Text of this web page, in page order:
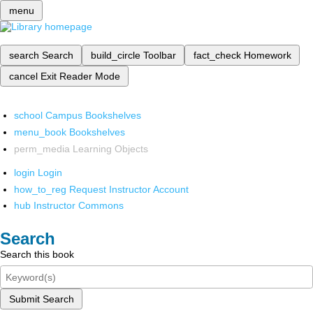
menu
search Search build_circle Toolbar fact_check Homework
cancel Exit Reader Mode
school Campus Bookshelves
menu_book Bookshelves
perm_media Learning Objects
login Login
how_to_reg Request Instructor Account
hub Instructor Commons
Search
Search this book
Submit Search